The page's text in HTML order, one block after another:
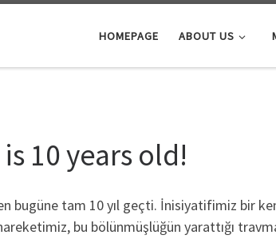
HOMEPAGE ABOUT US
10 years old!
bugüne tam 10 yıl geçti. İnisiyatifimiz bir
bu bölünmüşlüğün yarattığı